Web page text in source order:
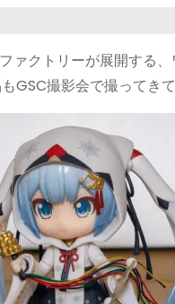
ァクトリーが展開する
GSC撮影会で撮ってきて